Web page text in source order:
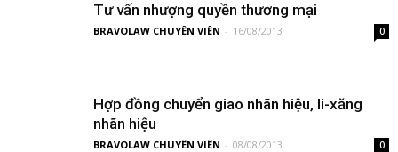
Tư vấn nhượng quyền thương mại
BRAVOLAW CHUYÊN VIÊN - 16/08/2013 0
Hợp đồng chuyển giao nhãn hiệu, li-xăng
nhãn hiệu
BRAVOLAW CHUYÊN VIÊN - 08/08/2013 0